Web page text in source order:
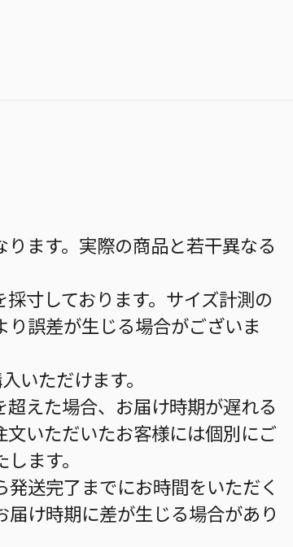
ます。実際の商品と若干異なる
寸しております。サイズ計測の
誤差が生じる場合がございま
いただけます。
えた場合、お届け時期が遅れる
いただいたお客様には個別にご
ます。
送完了までにお時間をいただく
け時期に差が生じる場合があり